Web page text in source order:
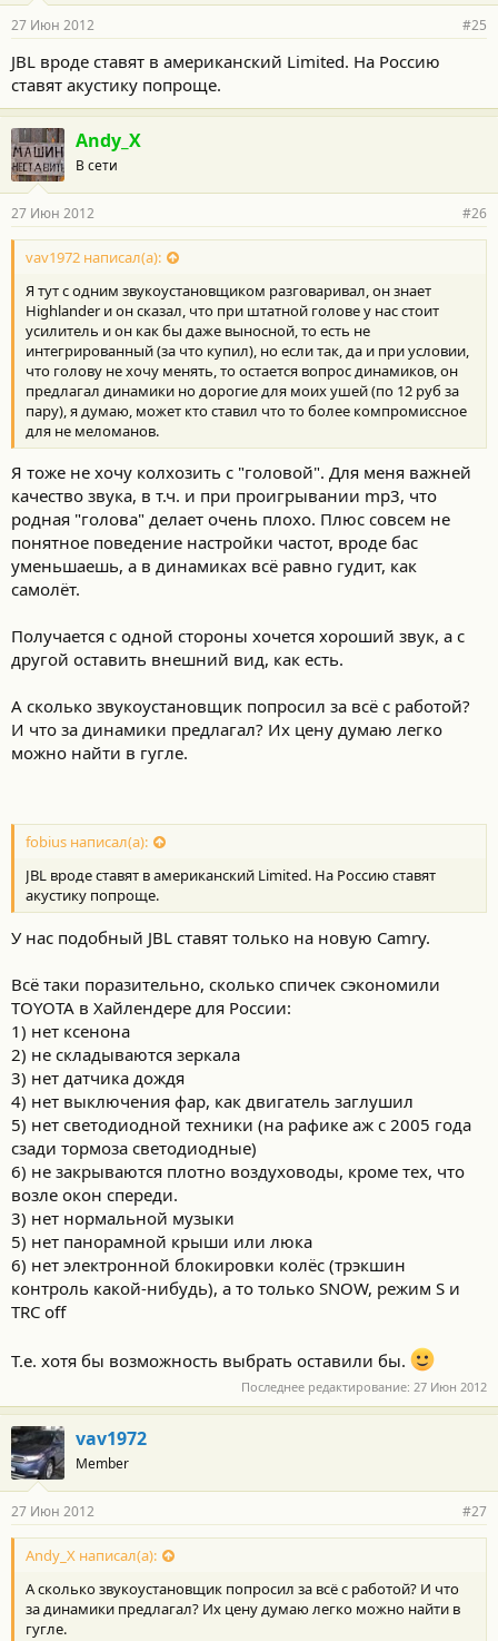
27 Июн 2012 #25
JBL вроде ставят в американский Limited. На Россию
ставят акустику попроще.
Andy_X
В сети
27 Июн 2012 #26
vav1972 написал(а):
Я тут с одним звукоустановщиком разговаривал, он знает
Highlander и он сказал, что при штатной голове у нас стоит
усилитель и он как бы даже выносной, то есть не
интегрированный (за что купил), но если так, да и при условии,
что голову не хочу менять, то остается вопрос динамиков, он
предлагал динамики но дорогие для моих ушей (по 12 руб за
пару), я думаю, может кто ставил что то более компромиссное
для не меломанов.
Я тоже не хочу колхозить с "головой". Для меня важней
качество звука, в т.ч. и при проигрывании mp3, что
родная "голова" делает очень плохо. Плюс совсем не
понятное поведение настройки частот, вроде бас
уменьшаешь, а в динамиках всё равно гудит, как
самолёт.
Получается с одной стороны хочется хороший звук, а с
другой оставить внешний вид, как есть.
А сколько звукоустановщик попросил за всё с работой?
И что за динамики предлагал? Их цену думаю легко
можно найти в гугле.
fobius написал(а):
JBL вроде ставят в американский Limited. На Россию ставят
акустику попроще.
У нас подобный JBL ставят только на новую Camry.
Всё таки поразительно, сколько спичек сэкономили
TOYOTA в Хайлендере для России:
1) нет ксенона
2) не складываются зеркала
3) нет датчика дождя
4) нет выключения фар, как двигатель заглушил
5) нет светодиодной техники (на рафике аж с 2005 года
сзади тормоза светодиодные)
6) не закрываются плотно воздуховоды, кроме тех, что
возле окон спереди.
3) нет нормальной музыки
5) нет панорамной крыши или люка
6) нет электронной блокировки колёс (трэкшин
контроль какой-нибудь), а то только SNOW, режим S и
TRC off
Т.е. хотя бы возможность выбрать оставили бы.
Последнее редактирование: 27 Июн 2012
vav1972
Member
27 Июн 2012 #27
Andy_X написал(а):
А сколько звукоустановщик попросил за всё с работой? И что
за динамики предлагал? Их цену думаю легко можно найти в
гугле.